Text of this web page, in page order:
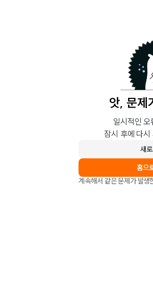
앗, 문제
일시적인 오
잠시 후에 다
새
홈으
계속해서 같은 문제가 발생